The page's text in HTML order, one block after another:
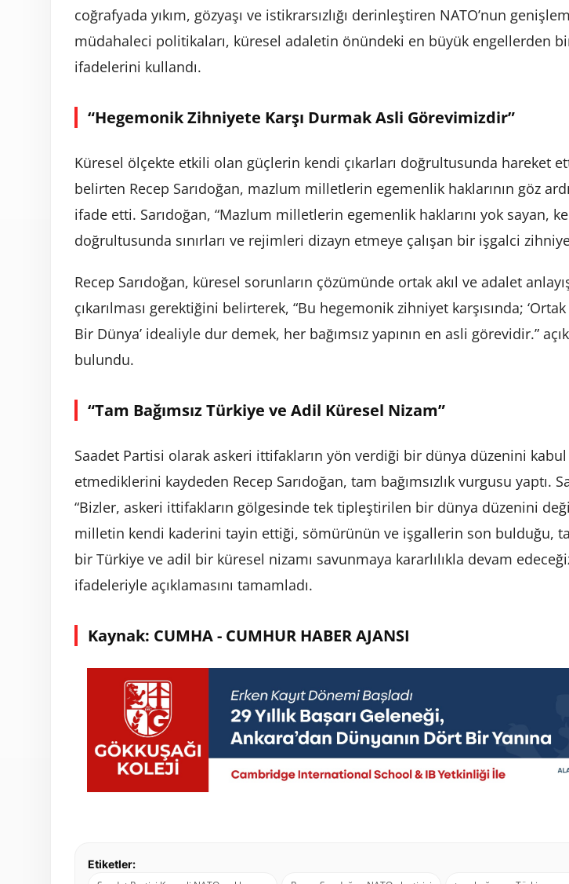
coğrafyada yıkım, gözyaşı ve istikrarsızlığı derinleştiren NATO’nun
müdahaleci politikaları, küresel adaletin önündeki en büyük engellerden
ifadelerini kullandı.
“Hegemonik Zihniyete Karşı Durmak Asli Görevimizdir”
Küresel ölçekte etkili olan güçlerin kendi çıkarları doğrultusunda hareket
belirten Recep Sarıdoğan, mazlum milletlerin egemenlik haklarının göz
ifade etti. Sarıdoğan, “Mazlum milletlerin egemenlik haklarını yok sayan,
doğrultusunda sınırları ve rejimleri dizayn etmeye çalışan bir işgalci
Recep Sarıdoğan, küresel sorunların çözümünde ortak akıl ve adalet
çıkarılması gerektiğini belirterek, “Bu hegemonik zihniyet karşısında; ‘Ortak
Bir Dünya’ idealiyle dur demek, her bağımsız yapının en asli görevidir.”
bulundu.
“Tam Bağımsız Türkiye ve Adil Küresel Nizam”
Saadet Partisi olarak askeri ittifakların yön verdiği bir dünya düzenini kabul
etmediklerini kaydeden Recep Sarıdoğan, tam bağımsızlık vurgusu yaptı.
“Bizler, askeri ittifakların gölgesinde tek tipleştirilen bir dünya düzenini
milletin kendi kaderini tayin ettiği, sömürünün ve işgallerin son bulduğu,
bir Türkiye ve adil bir küresel nizamı savunmaya kararlılıkla devam
ifadeleriyle açıklamasını tamamladı.
Kaynak: CUMHA - CUMHUR HABER AJANSI
Etiketler: